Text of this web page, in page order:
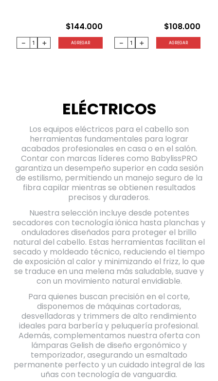
$144.000
＋
－ AGREGAR
$108.000
＋
－ AGREGAR
ELÉCTRICOS
Los equipos eléctricos para el cabello son
herramientas fundamentales para lograr
acabados profesionales en casa o en el salón.
Contar con marcas líderes como BabylissPRO
garantiza un desempeño superior en cada sesión
de estilismo, permitiendo un manejo seguro de la
fibra capilar mientras se obtienen resultados
precisos y duraderos.
Nuestra selección incluye desde potentes
secadores con tecnología iónica hasta planchas y
onduladores diseñados para proteger el brillo
natural del cabello. Estas herramientas facilitan el
secado y moldeado técnico, reduciendo el tiempo
de exposición al calor y minimizando el frizz, lo que
se traduce en una melena más saludable, suave y
con un movimiento natural envidiable.
Para quienes buscan precisión en el corte,
disponemos de máquinas cortadoras,
desvelladoras y trimmers de alto rendimiento
ideales para barbería y peluquería profesional.
Además, complementamos nuestra oferta con
lámparas Gelish de diseño ergonómico y
temporizador, asegurando un esmaltado
permanente perfecto y un cuidado integral de las
uñas con tecnología de vanguardia.